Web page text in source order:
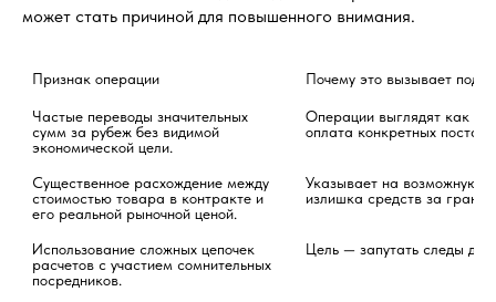
может стать причиной для повышенного внимания.
Признак операции Почему это вызывает
Частые переводы значительных
сумм за рубеж без видимой
экономической цели.
Операции выглядят как
оплата конкретных
Существенное расхождение между
стоимостью товара в контракте и
его реальной рыночной ценой.
Указывает на возможную
излишка средств за
Использование сложных цепочек
расчетов с участием сомнительных
посредников.
Цель — запутать следы